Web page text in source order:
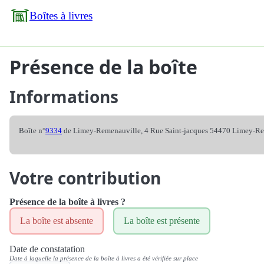
Boîtes à livres
Présence de la boîte
Informations
Boîte n°9334 de Limey-Remenauville, 4 Rue Saint-jacques 54470 Limey-
Votre contribution
Présence de la boîte à livres ?
La boîte est absente
La boîte est présente
Date de constatation
Date à laquelle la présence de la boîte à livres a été vérifiée sur place